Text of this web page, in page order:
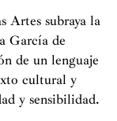
Artes subraya la
García de
de un lenguaje
cultural y
y sensibilidad.